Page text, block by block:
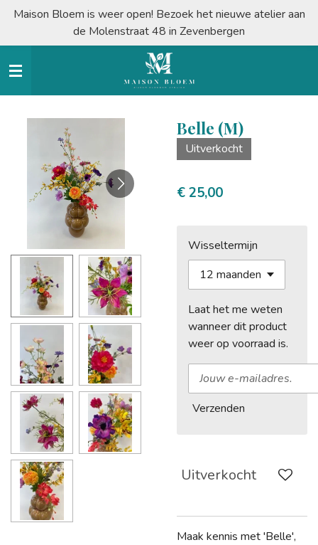
Ga
naar
de
Maison Bloem is weer open! Bezoek het nieuwe atelier aan
de Molenstraat 48 in Zevenbergen
Belle (M)
Uitverkocht
€ 25,00
Wisseltermijn
Laat het me weten
wanneer dit product
weer op voorraad is.
Verzenden
Uitverkocht
Maak kennis met 'Belle',